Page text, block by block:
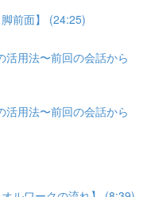
前面】 (24:25)
用法〜前回の会話から
用法〜前回の会話から